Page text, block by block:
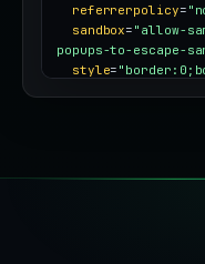
referrerpolicy=
sandbox= "allow-
popups-to-escape-
style=